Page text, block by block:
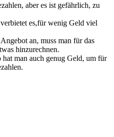
aber es ist gefährlich, zu
es,für wenig Geld viel
an, muss man für das
hinzurechnen.
man auch genug Geld, um für